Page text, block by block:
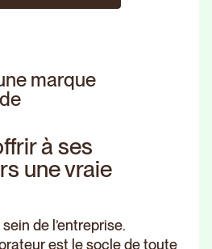
marque
à ses
une vraie
de l’entreprise.
est le socle de toute